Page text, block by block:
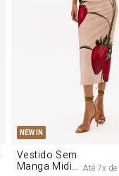
NEW IN
PP M
Vestido Sem
Manga Midi Até7x de